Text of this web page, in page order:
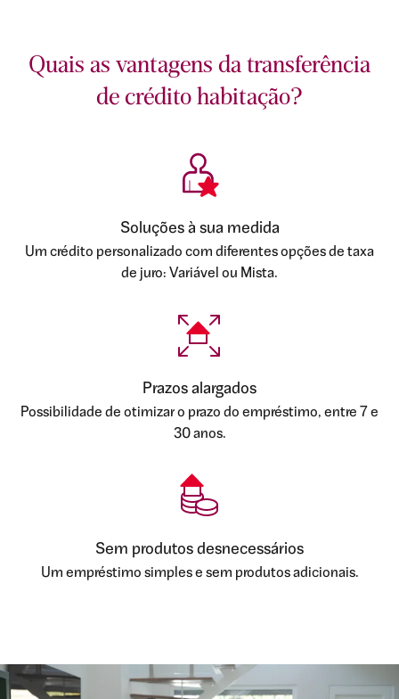
Quais as vantagens da transferência
de crédito habitação?
Soluções à sua medida
Um crédito personalizado com diferentes opções de taxa
de juro: Variável ou Mista.
Prazos alargados
Possibilidade de otimizar o prazo do empréstimo, entre 7 e
30 anos.
Sem produtos desnecessários
Um empréstimo simples e sem produtos adicionais.